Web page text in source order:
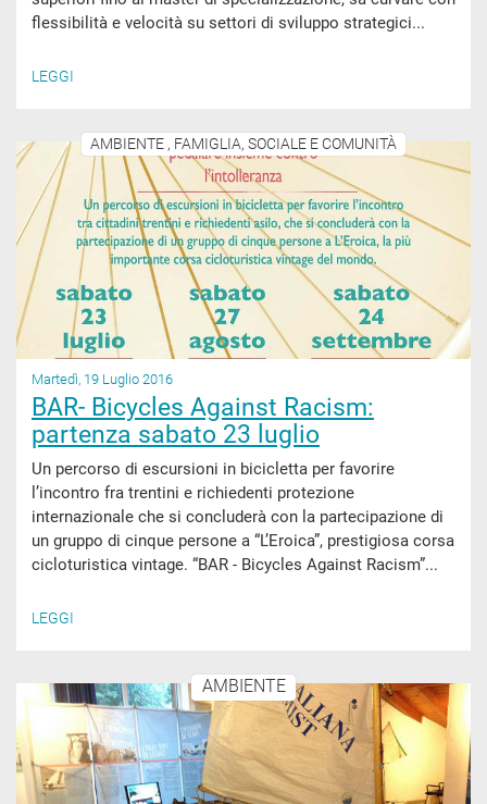
flessibilità e velocità su settori di sviluppo strategici...
LEGGI
AMBIENTE , FAMIGLIA, SOCIALE E COMUNITÀ
Martedì, 19 Luglio 2016
BAR- Bicycles Against Racism:
partenza sabato 23 luglio
Un percorso di escursioni in bicicletta per favorire
l’incontro fra trentini e richiedenti protezione
internazionale che si concluderà con la partecipazione di
un gruppo di cinque persone a “L’Eroica”, prestigiosa corsa
cicloturistica vintage. “BAR - Bicycles Against Racism”...
LEGGI
AMBIENTE